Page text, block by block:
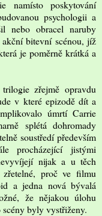
namísto poskytování
psychologii a
nebo obracel naruby
bitevní scénou, jíž
je poměrně krátká a
zřejmě opravdu
v které epizodě dít a
úmrtí Carrie
splétá dohromady
soustředí především
procházející jistými
nijak a u těch
proč ve filmu
a jedna nová bývalá
že nějakou úlohu
byly vystřiženy.